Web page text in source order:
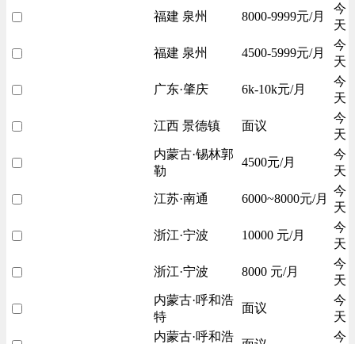
福建 泉州 8000-9999元/月
今
天
福建 泉州 4500-5999元/月
今
天
广东·肇庆 6k-10k元/月
今
天
江西 景德镇 面议
今
天
内蒙古·锡林郭
勒
4500元/月
今
天
江苏·南通 6000~8000元/月
今
天
浙江·宁波 10000 元/月
今
天
浙江·宁波 8000 元/月
今
天
内蒙古·呼和浩
特
面议
今
天
内蒙古·呼和浩
今